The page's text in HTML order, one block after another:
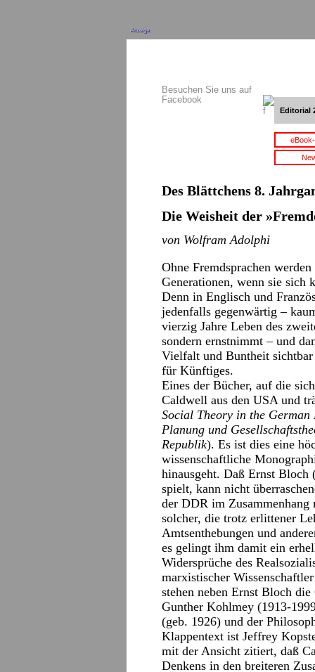
Anzeige
Besuchen Sie uns auf
Facebook
Editorial
Des Blättchens 8.
Die Weisheit der
von Wolfram Adolphi
Ohne Fremdsprachen
Generationen, wenn sie
Denn in Englisch und
jedenfalls gegenwärtig –
vierzig Jahre Leben des
sondern ernstnimmt – und
Vielfalt und Buntheit sichtbar
für Künftiges.
Eines der Bücher, auf die
Caldwell aus den USA und
Social Theory in the
Planung und
Republik). Es ist dies eine
wissenschaftliche
hinausgeht. Daß Ernst Bloch
spielt, kann nicht
der DDR im
solcher, die trotz erlittener
Amtsenthebungen und
es gelingt ihm damit ein
Widersprüche des
marxistischer
stehen neben Ernst Bloch
Gunther Kohlmey (1913-
(geb. 1926) und der
Klappentext ist Jeffrey
mit der Ansicht zitiert, daß
Denkens in den breiteren